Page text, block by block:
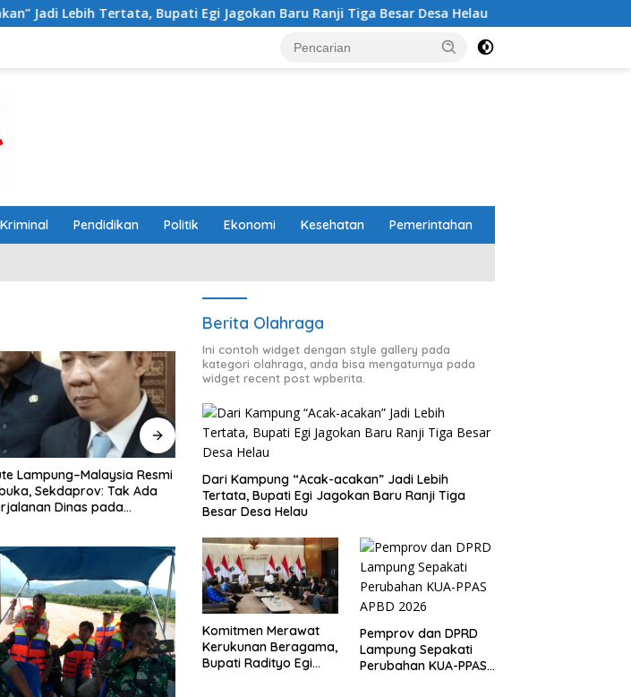
Tertata, Bupati Egi Jagokan Baru Ranji Tiga Besar Desa Helau Komitmen Merawat
Pendidikan Politik Ekonomi Kesehatan Pemerintahan
APBD Jadi
Pemkab Tubaba
Program demi
Way Kambas Lampung Jadi
Prioritas Kerja Sama
Konservasi dalam Pertemuan
Kemitraan Tebu SGC Jadi
Harapan Baru Petani Singkong
Tubaba
Berita Olahraga
Ini contoh widget dengan style gallery pada
kategori olahraga, anda bisa mengaturnya pada
widget recent post wpberita.
Dari Kampung “Acak-acakan” Jadi Lebih
Tertata, Bupati Egi Jagokan Baru Ranji Tiga
Besar Desa Helau
Komitmen Merawat
Kerukunan Beragama,
Bupati Radityo Egi
Pemprov dan DPRD
Lampung Sepakati
Perubahan KUA-PPAS